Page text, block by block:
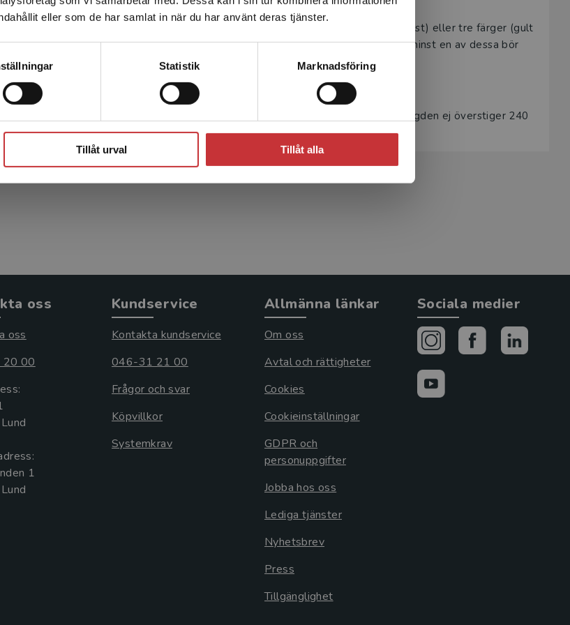
eller som de har samlat in när du har använt deras tjänster.
Statistik Marknadsföring
Tillåt urval Tillåt alla
vara i Sverige.Läs mer
linjers färg bör aldrig bestå av fyra färger. Många färger går att skapa med två (helst) eller tre färger (gult
vara den tredje färgen). Justera färgen genom att ändra procentsatserna, dvs. minst en av dessa bör
%.
färgmängd överstiger 240 %
över 240 % kan leda till misspass i tryck. Du behöver säkerställa att färgmängden ej överstiger 240
oss
oss
00
1
Kundservice
Kontakta kundservice
046-31 21 00
Frågor och svar
Köpvillkor
Systemkrav
Allmänna länkar
Om oss
Avtal och rättigheter
Cookies
Cookieinställningar
GDPR och
personuppgifter
Jobba hos oss
Lediga tjänster
Nyhetsbrev
Press
Tillgänglighet
Sociala medier